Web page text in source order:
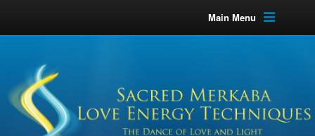
Main Menu